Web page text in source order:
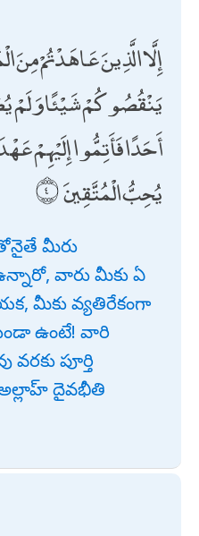
إِلَّا الَّذِينَ عَاهَدْتُمْ مِنَ
يَنْقُصُوكُمْ شَيْئًا
أَحَدًا فَأَتِمُّوا إِلَيْهِمْ
يُحِبُّ الْمُتَّقِينَ
మీరు
వారు మీకు ఏ
మీకు వ్యతిరేకంగా
ఉంటే! వారి
పూర్తి
దైవభీతి